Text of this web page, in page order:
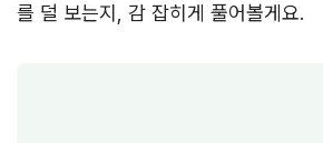
를 덜 보는지, 감 잡히게 풀어볼게요.